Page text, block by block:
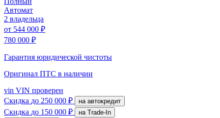
Автомат
2 владельца
от 544 000 ₽
780 000 ₽
Гарантия юридической чистоты
Оригинал ПТС в наличии
vin VIN проверен
Скидка до 250 000 ₽ на автокредит
Скидка до 150 000 ₽
на Trade-In